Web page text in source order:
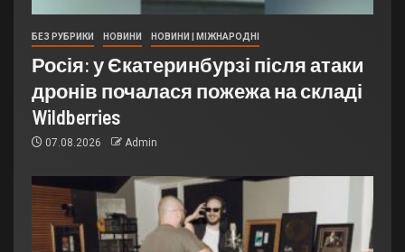
БЕЗ РУБРИКИ НОВИНИ НОВИНИ | МІЖНАРОДНІ
Росія: у Єкатеринбурзі після атаки
дронів почалася пожежа на складі
Wildberries
07.08.2026 Admin